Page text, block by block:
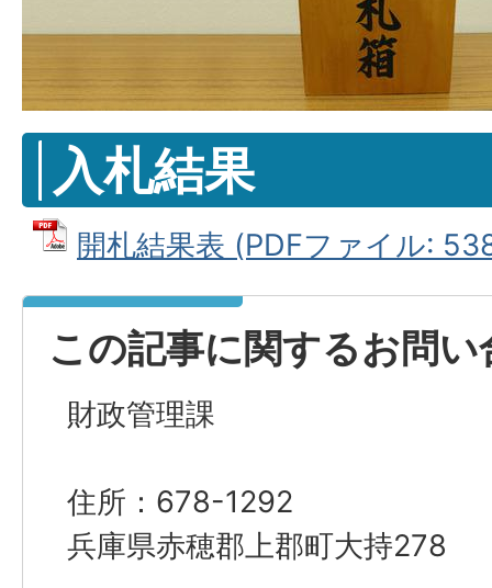
入札結果
開札結果表 (PDFファイル:
この記事に関するお問い
財政管理課
住所：678-1292
兵庫県赤穂郡上郡町大持278